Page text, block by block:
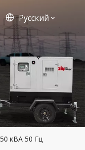
Pусский
кВА 50 Гц